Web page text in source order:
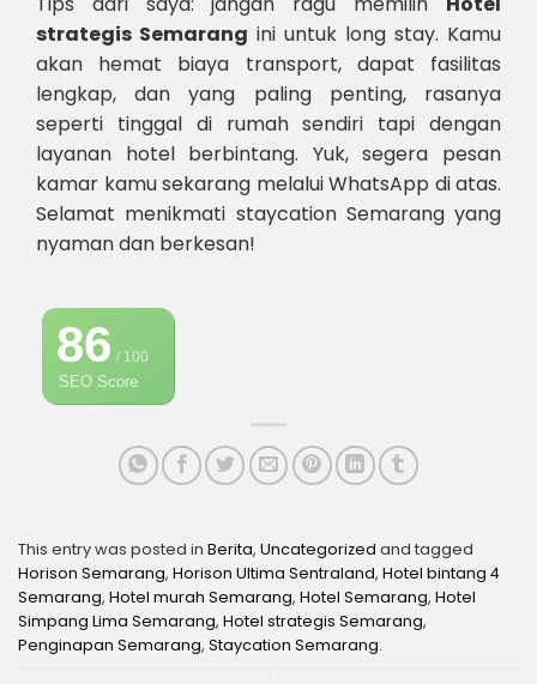
strategis Semarang ini untuk long stay. Kamu
akan hemat biaya transport, dapat fasilitas
lengkap, dan yang paling penting, rasanya
seperti tinggal di rumah sendiri tapi dengan
layanan hotel berbintang. Yuk, segera pesan
kamar kamu sekarang melalui WhatsApp di atas.
Selamat menikmati staycation Semarang yang
nyaman dan berkesan!
86/ 100
SEO Score
This entry was posted in Berita, Uncategorized and tagged
Horison Semarang, Horison Ultima Sentraland, Hotel bintang 4
Semarang, Hotel murah Semarang, Hotel Semarang, Hotel
Simpang Lima Semarang, Hotel strategis Semarang,
Penginapan Semarang, Staycation Semarang.